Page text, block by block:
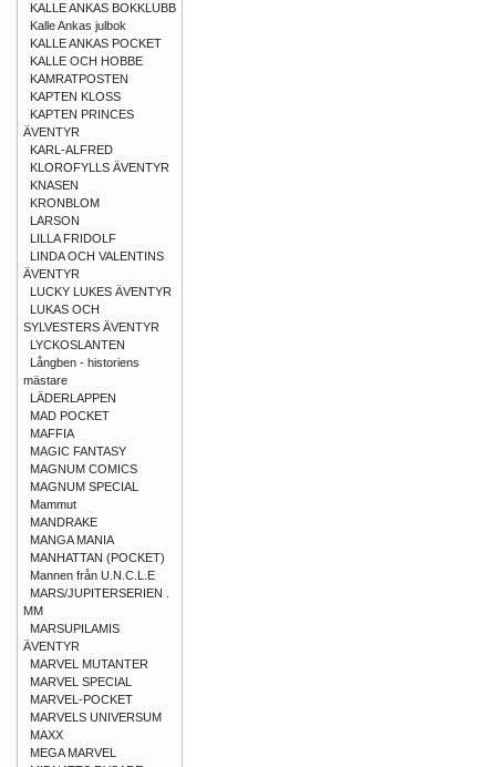
KALLE ANKAS BOKKLUBB
Kalle Ankas julbok
KALLE ANKAS POCKET
KALLE OCH HOBBE
KAMRATPOSTEN
KAPTEN KLOSS
KAPTEN PRINCES
ÄVENTYR
KARL-ALFRED
KLOROFYLLS ÄVENTYR
KNASEN
KRONBLOM
LARSON
LILLA FRIDOLF
LINDA OCH VALENTINS
ÄVENTYR
LUCKY LUKES ÄVENTYR
LUKAS OCH
SYLVESTERS ÄVENTYR
LYCKOSLANTEN
Långben - historiens
mästare
LÄDERLAPPEN
MAD POCKET
MAFFIA
MAGIC FANTASY
MAGNUM COMICS
MAGNUM SPECIAL
Mammut
MANDRAKE
MANGA MANIA
MANHATTAN (POCKET)
Mannen från U.N.C.L.E
MARS/JUPITERSERIEN .
MM
MARSUPILAMIS
ÄVENTYR
MARVEL MUTANTER
MARVEL SPECIAL
MARVEL-POCKET
MARVELS UNIVERSUM
MAXX
MEGA MARVEL